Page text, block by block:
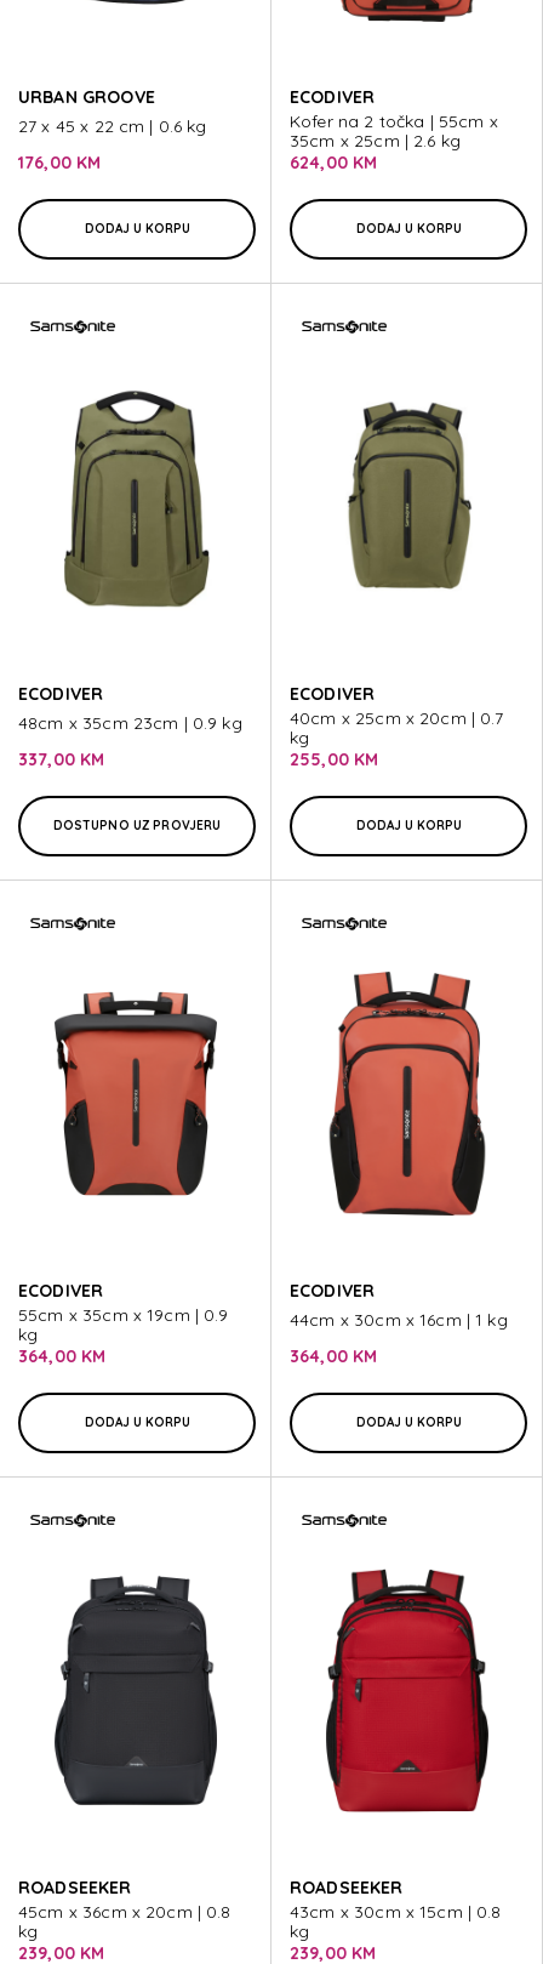
URBAN GROOVE
27 x 45 x 22 cm | 0.6 kg
176,00 KM
DODAJ U KORPU
ECODIVER
Kofer na 2 točka | 55cm x
35cm x 25cm | 2.6 kg
624,00 KM
DODAJ U KORPU
ECODIVER
48cm x 35cm 23cm | 0.9 kg
337,00 KM
DOSTUPNO UZ PROVJERU
ECODIVER
40cm x 25cm x 20cm | 0.7
kg
255,00 KM
DODAJ U KORPU
ECODIVER
55cm x 35cm x 19cm | 0.9
kg
364,00 KM
DODAJ U KORPU
ECODIVER
44cm x 30cm x 16cm | 1 kg
364,00 KM
DODAJ U KORPU
ROADSEEKER
45cm x 36cm x 20cm | 0.8
kg
239,00 KM
ROADSEEKER
43cm x 30cm x 15cm | 0.8
kg
239,00 KM